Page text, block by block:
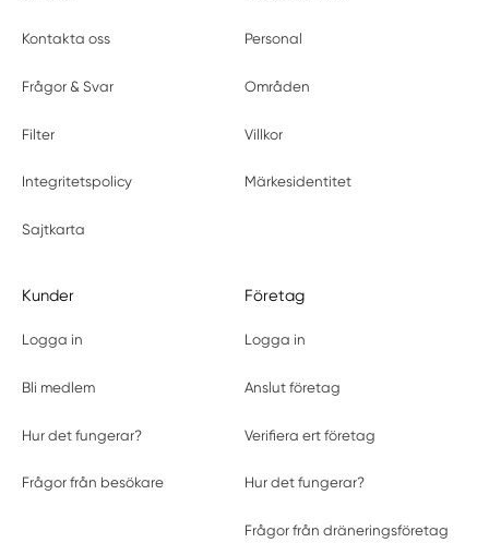
Kontakta oss Personal
Frågor & Svar Områden
Filter Villkor
Integritetspolicy Märkesidentitet
Sajtkarta
Kunder
Logga in
Bli medlem
Hur det fungerar?
Frågor från besökare
Företag
Logga in
Anslut företag
Verifiera ert företag
Hur det fungerar?
Frågor från dräneringsföretag